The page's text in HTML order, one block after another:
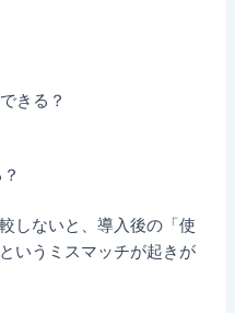
きる？
しないと、導入後の「使
いうミスマッチが起きが